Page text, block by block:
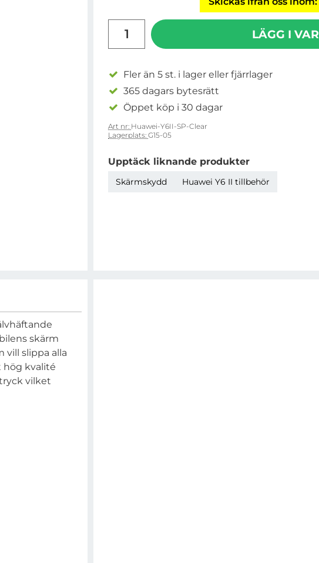
LÄGG I
Fler än 5 st. i lager eller fjärrlager
365 dagars bytesrätt
Öppet köp i 30 dagar
Art nr: Huawei-Y6II-SP-Clear
Lagerplats: G15-05
Upptäck liknande produkter
Skärmskydd Huawei Y6 II tillbehör
skärm
vill slippa alla
hög kvalité
vilket